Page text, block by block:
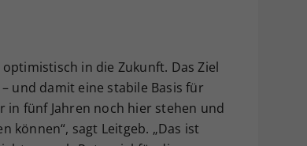
in die Zukunft. Das Ziel
und damit eine stabile Basis für
in fünf Jahren noch hier stehen und
können“, sagt Leitgeb. „Das ist